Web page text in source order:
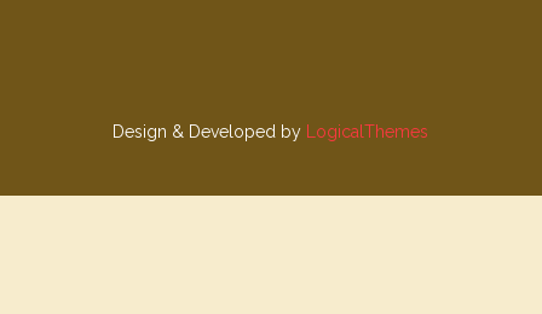
Design & Developed by LogicalThemes